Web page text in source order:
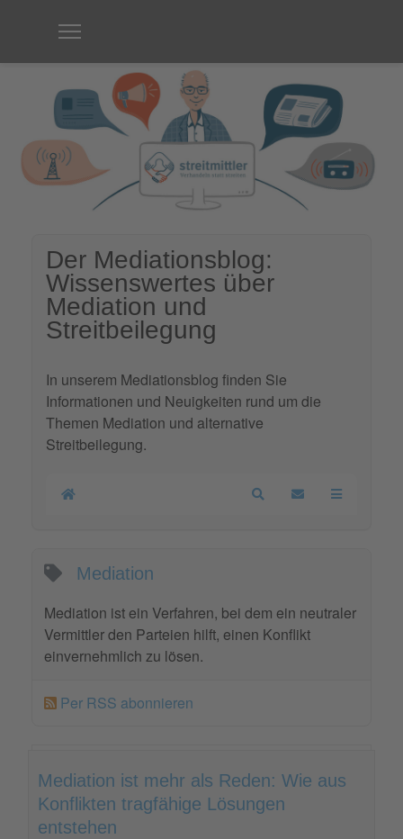
Der Mediationsblog:
Wissenswertes über
Mediation und
Streitbeilegung
In unserem Mediationsblog finden Sie
Informationen und Neuigkeiten rund um die
Themen Mediation und alternative
Streitbeilegung.
Home SearchUpdates
Mediation
Mediation ist ein Verfahren, bei dem ein neutraler
Vermittler den Parteien hilft, einen Konflikt
einvernehmlich zu lösen.
Per RSS abonnieren
Mediation ist mehr als Reden: Wie aus
Konflikten tragfähige Lösungen
entstehen